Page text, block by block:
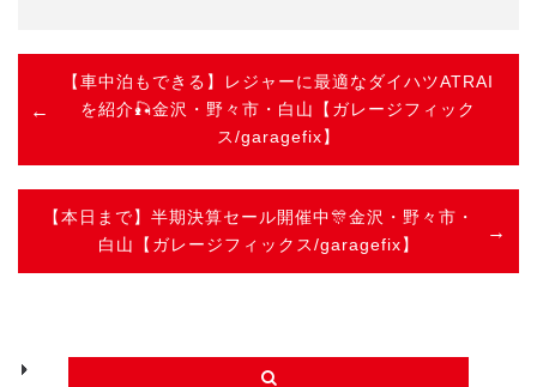
【車中泊もできる】レジャーに最適なダイハツATRAI
を紹介🎣金沢・野々市・白山【ガレージフィック
ス/garagefix】
【本日まで】半期決算セール開催中🎊金沢・野々市・
白山【ガレージフィックス/garagefix】